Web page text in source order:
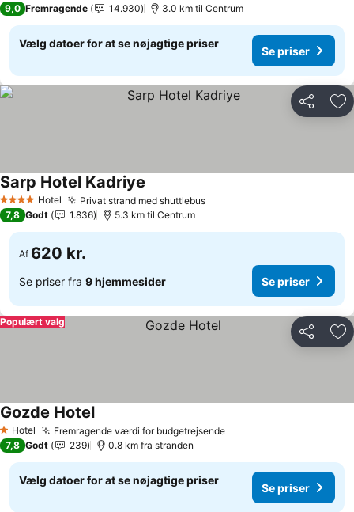
9,0 Fremragende 14.930 3.0 km til Centrum
Vælg datoer for at se nøjagtige priser
Se priser
Del
4 StjernerHotel Privat strand med shuttlebus
Sarp Hotel Kadriye
7,8 Godt 1.836 5.3 km til Centrum
Af 620 kr.
Se priser fra 9 hjemmesider Se priser
Del
Populært valg
1 Stjerner
Hotel Fremragende værdi for budgetrejsende
Gozde Hotel
7,8 Godt 239 0.8 km fra stranden
Vælg datoer for at se nøjagtige priser
Se priser